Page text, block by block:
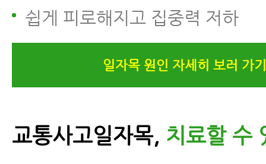
쉽게 피로해지고 집중력 저하
일자목 원인 자세히 보러 가
교통사고일자목, 치료할 수